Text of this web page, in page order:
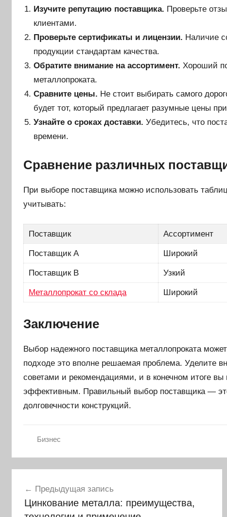
Изучите репутацию поставщика. Проверьте
клиентами.
Проверьте сертификаты и лицензии. Наличие
продукции стандартам качества.
Обратите внимание на ассортимент. Хороший
металлопроката.
Сравните цены. Не стоит выбирать самого
будет тот, который предлагает разумные цены
Узнайте о сроках доставки. Убедитесь, что
времени.
Сравнение различных
При выборе поставщика можно использовать
учитывать:
Поставщик Ассортимент
Поставщик A Широкий
Поставщик B Узкий
Металлопрокат со склада Широкий
Заключение
Выбор надежного поставщика металлопроката
подходе это вполне решаемая проблема. Уделите
советами и рекомендациями, и в конечном итоге
эффективным. Правильный выбор поставщика —
долговечности конструкций.
Бизнес
по
записям
Предыдущая запись
Цинкование металла: преимущества,